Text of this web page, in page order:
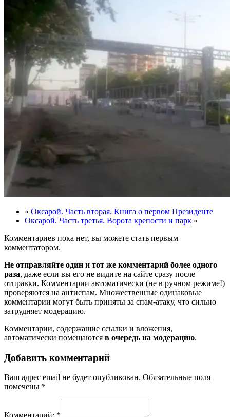
« Оксарой. Часть вторая. Книга о первом Президенте
Оксарой. Часть третья. Ворота крепости и парк »
Комментариев пока нет, вы можете стать первым
комментатором.
Не отправляйте один и тот же комментарий более одного
раза, даже если вы его не видите на сайте сразу после
отправки. Комментарии автоматически (не в ручном режиме!)
проверяются на антиспам. Множественные одинаковые
комментарии могут быть приняты за спам-атаку, что сильно
затрудняет модерацию.
Комментарии, содержащие ссылки и вложения,
автоматически помещаются в очередь на модерацию.
Добавить комментарий
Ваш адрес email не будет опубликован. Обязательные поля
помечены *